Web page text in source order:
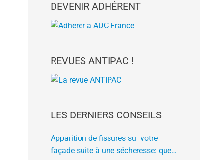
DEVENIR ADHÉRENT
REVUES ANTIPAC !
LES DERNIERS CONSEILS
Apparition de fissures sur votre
façade suite à une sécheresse: que